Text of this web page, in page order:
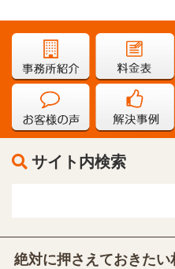
サイト内検索
絶対に押さえておきたい